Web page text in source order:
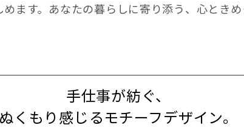
めます。あなたの暮らしに寄り添う、心とき
手仕事が紡ぐ、
ぬくもり感じるモチーフデザイン。